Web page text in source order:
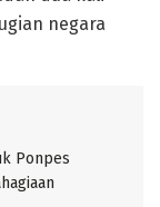
negara
Ponpes